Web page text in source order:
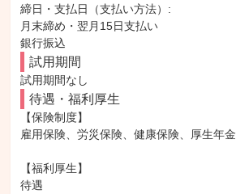
締日・支払日（支払い方法）:
月末締め・翌月15日支払い
銀行振込
試用期間
試用期間なし
待遇・福利厚生
【保険制度】
雇用保険、労災保険、健康保険、厚生年金
【福利厚生】
待遇